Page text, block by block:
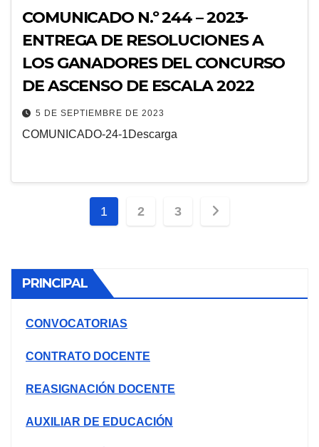
COMUNICADO N.º 244 – 2023-
ENTREGA DE RESOLUCIONES A
LOS GANADORES DEL CONCURSO
DE ASCENSO DE ESCALA 2022
5 DE SEPTIEMBRE DE 2023
COMUNICADO-24-1Descarga
Paginación
entradas
1 2 3
PRINCIPAL
CONVOCATORIAS
CONTRATO DOCENTE
REASIGNACIÓN DOCENTE
AUXILIAR DE EDUCACIÓN